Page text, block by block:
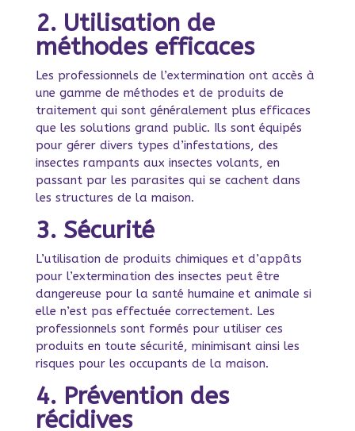
2. Utilisation de
méthodes efficaces
Les professionnels de l’extermination ont accès à
une gamme de méthodes et de produits de
traitement qui sont généralement plus efficaces
que les solutions grand public. Ils sont équipés
pour gérer divers types d’infestations, des
insectes rampants aux insectes volants, en
passant par les parasites qui se cachent dans
les structures de la maison.
3. Sécurité
L’utilisation de produits chimiques et d’appâts
pour l’extermination des insectes peut être
dangereuse pour la santé humaine et animale si
elle n’est pas effectuée correctement. Les
professionnels sont formés pour utiliser ces
produits en toute sécurité, minimisant ainsi les
risques pour les occupants de la maison.
4. Prévention des
récidives